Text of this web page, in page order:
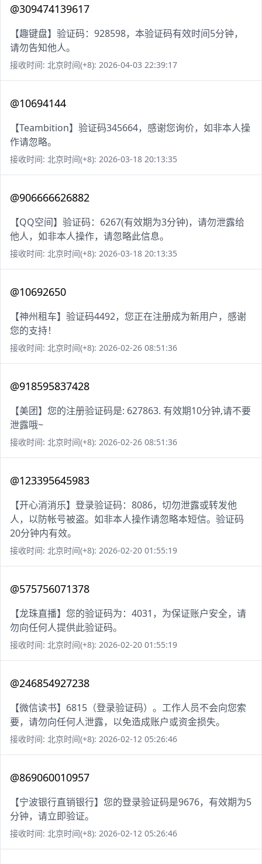
@309474139617
【趣键盘】验证码：928598，本验证码有效时间5分钟，
请勿告知他人。
接收时间: 北京时间(+8): 2026-04-03 22:39:17
@10694144
【Teambition】验证码345664，感谢您询价，如非本人操
作请忽略。
接收时间: 北京时间(+8): 2026-03-18 20:13:35
@906666626882
【QQ空间】验证码：6267(有效期为3分钟)，请勿泄露给
他人，如非本人操作，请忽略此信息。
接收时间: 北京时间(+8): 2026-03-18 20:13:35
@10692650
【神州租车】验证码4492，您正在注册成为新用户，感谢
您的支持！
接收时间: 北京时间(+8): 2026-02-26 08:51:36
@918595837428
【美团】您的注册验证码是: 627863. 有效期10分钟,请不要
泄露哦~
接收时间: 北京时间(+8): 2026-02-26 08:51:36
@123395645983
【开心消消乐】登录验证码：8086，切勿泄露或转发他
人，以防帐号被盗。如非本人操作请忽略本短信。验证码
20分钟内有效。
接收时间: 北京时间(+8): 2026-02-20 01:55:19
@575756071378
【龙珠直播】您的验证码为：4031，为保证账户安全，请
勿向任何人提供此验证码。
接收时间: 北京时间(+8): 2026-02-20 01:55:19
@246854927238
【微信读书】6815（登录验证码）。工作人员不会向您索
要，请勿向任何人泄露，以免造成账户或资金损失。
接收时间: 北京时间(+8): 2026-02-12 05:26:46
@869060010957
【宁波银行直销银行】您的登录验证码是9676，有效期为5
分钟，请立即验证。
接收时间: 北京时间(+8): 2026-02-12 05:26:46